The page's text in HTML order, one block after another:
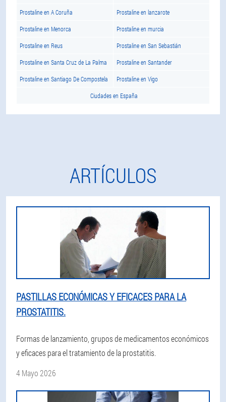
Prostaline en A Coruña Prostaline en lanzarote
Prostaline en Menorca Prostaline en murcia
Prostaline en Reus Prostaline en San Sebastián
Prostaline en Santa Cruz de La Palma Prostaline en Santander
Prostaline en Santiago De Compostela Prostaline en Vigo
Ciudades en España
ARTÍCULOS
PASTILLAS ECONÓMICAS Y EFICACES PARA LA
PROSTATITIS.
Formas de lanzamiento, grupos de medicamentos económicos
y eficaces para el tratamiento de la prostatitis.
4 Mayo 2026